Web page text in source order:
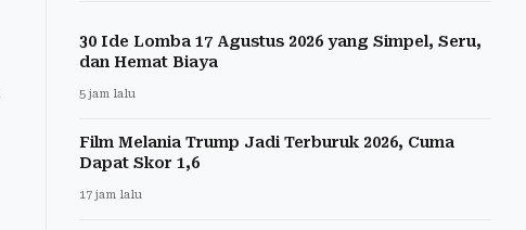
30 Ide Lomba 17 Agustus 2026 yang Simpel, Seru,
dan Hemat Biaya
5 jam lalu
Film Melania Trump Jadi Terburuk 2026, Cuma
Dapat Skor 1,6
17 jam lalu